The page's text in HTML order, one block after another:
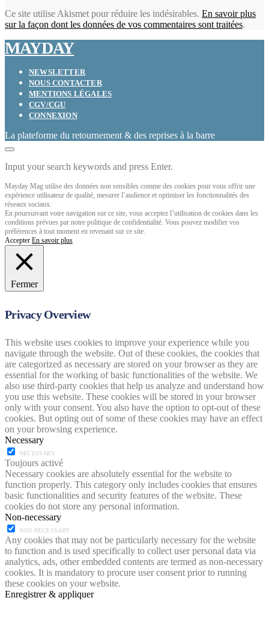
Ce site utilise Akismet pour réduire les indésirables. En savoir plus
sur la façon dont les données de vos commentaires sont traitées.
MAYDAY
NEWSLETTER
NOUS CONTACTER
MENTIONS LÉGALES
CGV/CGU
CONNEXION
La plateforme du retournement & des reprises à la barre
Input your search keywords and press Enter.
Mayday Mag utilise des données non sensibles comme des cookies pour vous offrir une
expérience utilisateur de qualité, mesurer l’audience et optimiser les fonctionnalités des
réseaux sociaux.
En poursuivant votre navigation sur ce site, vous acceptez l’utilisation de cookies dans les
conditions prévues par notre politique de confidentialité. Vous pouvez modifier vos
préférences à tout moment en revenant sur ce site.
Accepter En savoir plus
Fermer
Privacy Overview
This website uses cookies to improve your experience while you
navigate through the website. Out of these cookies, the cookies that
are categorized as necessary are stored on your browser as they are
essential for the working of basic functionalities of the website. We
also use third-party cookies that help us analyze and understand how
you use this website. These cookies will be stored in your browser
only with your consent. You also have the option to opt-out of these
cookies. But opting out of some of these cookies may have an effect
on your browsing experience.
Necessary
NECESSARY
Toujours activé
Necessary cookies are absolutely essential for the website to
function properly. This category only includes cookies that ensures
basic functionalities and security features of the website. These
cookies do not store any personal information.
Non-necessary
NON-NECESSARY
Any cookies that may not be particularly necessary for the website
to function and is used specifically to collect user personal data via
analytics, ads, other embedded contents are termed as non-necessary
cookies. It is mandatory to procure user consent prior to running
these cookies on your website.
Enregistrer & appliquer